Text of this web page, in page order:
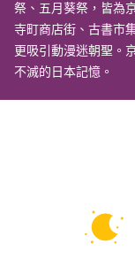
祭、五月葵祭，皆為
寺町商店街、古書市
更吸引動漫迷朝聖。
不滅的日本記憶。